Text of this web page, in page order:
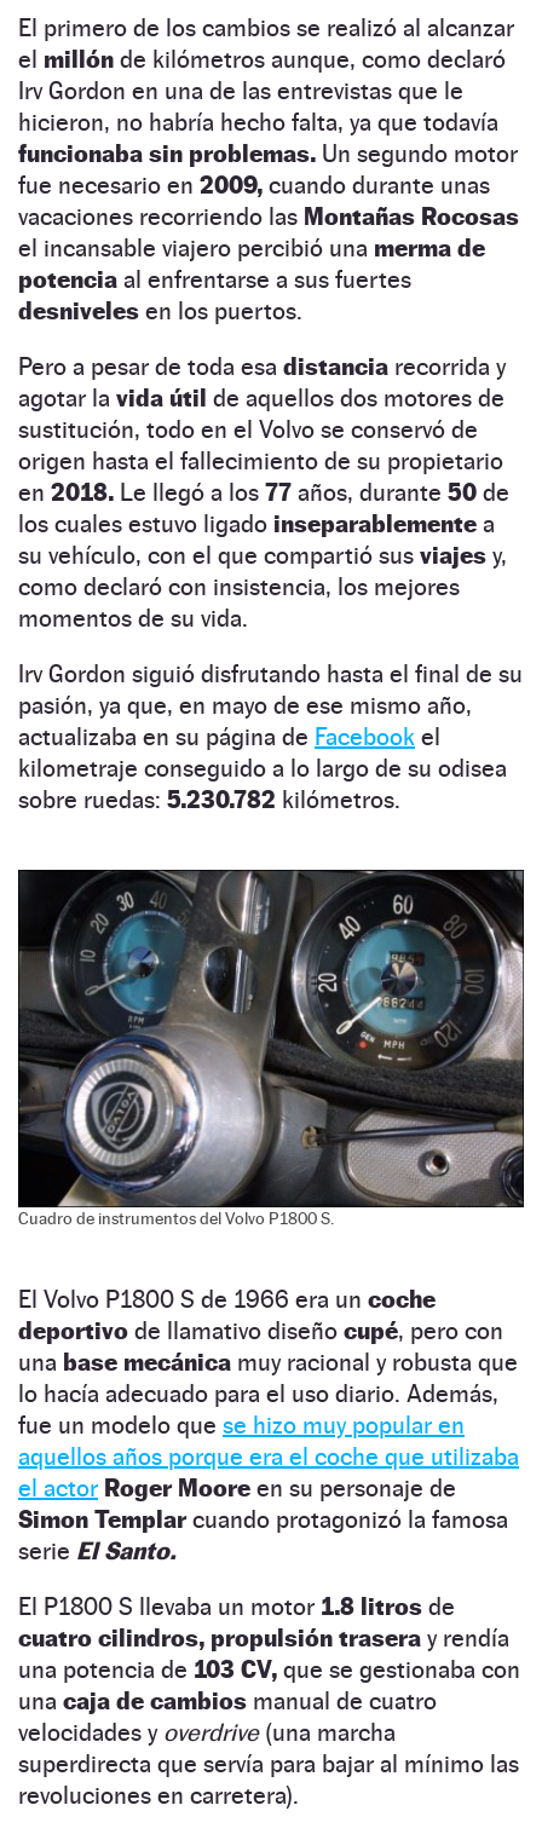
El primero de los cambios se realizó al alcanzar
el millón de kilómetros aunque, como declaró
Irv Gordon en una de las entrevistas que le
hicieron, no habría hecho falta, ya que todavía
funcionaba sin problemas. Un segundo motor
fue necesario en 2009, cuando durante unas
vacaciones recorriendo las Montañas Rocosas
el incansable viajero percibió una merma de
potencia al enfrentarse a sus fuertes
desniveles en los puertos.
Pero a pesar de toda esa distancia recorrida y
agotar la vida útil de aquellos dos motores de
sustitución, todo en el Volvo se conservó de
origen hasta el fallecimiento de su propietario
en 2018. Le llegó a los 77 años, durante 50 de
los cuales estuvo ligado inseparablemente a
su vehículo, con el que compartió sus viajes y,
como declaró con insistencia, los mejores
momentos de su vida.
Irv Gordon siguió disfrutando hasta el final de su
pasión, ya que, en mayo de ese mismo año,
actualizaba en su página de Facebook el
kilometraje conseguido a lo largo de su odisea
sobre ruedas: 5.230.782 kilómetros.
Cuadro de instrumentos del Volvo P1800 S.
El Volvo P1800 S de 1966 era un coche
deportivo de llamativo diseño cupé, pero con
una base mecánica muy racional y robusta que
lo hacía adecuado para el uso diario. Además,
fue un modelo que se hizo muy popular en
aquellos años porque era el coche que utilizaba
el actor Roger Moore en su personaje de
Simon Templarcuando protagonizó la famosa
serie El Santo.
El P1800 S llevaba un motor 1.8 litros de
cuatro cilindros, propulsión trasera y rendía
una potencia de 103 CV, que se gestionaba con
una caja de cambios manual de cuatro
velocidades y overdrive(una marcha
superdirecta que servía para bajar al mínimo las
revoluciones en carretera).